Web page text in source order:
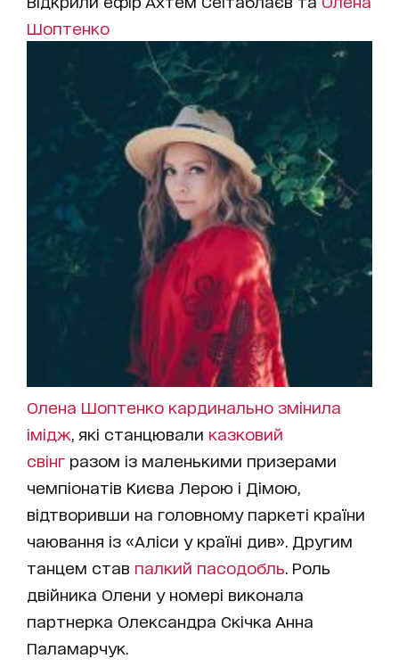
Шоптенко
Олена Шоптенко кардинально змінила
імідж , які станцювали казковий
свінг разом із маленькими призерами
чемпіонатів Києва Лерою і Дімою,
відтворивши на головному паркеті країни
чаювання із «Аліси у країні див». Другим
танцем став палкий пасодобль . Роль
двійника Олени у номері виконала
партнерка Олександра Скічка Анна
Паламарчук.